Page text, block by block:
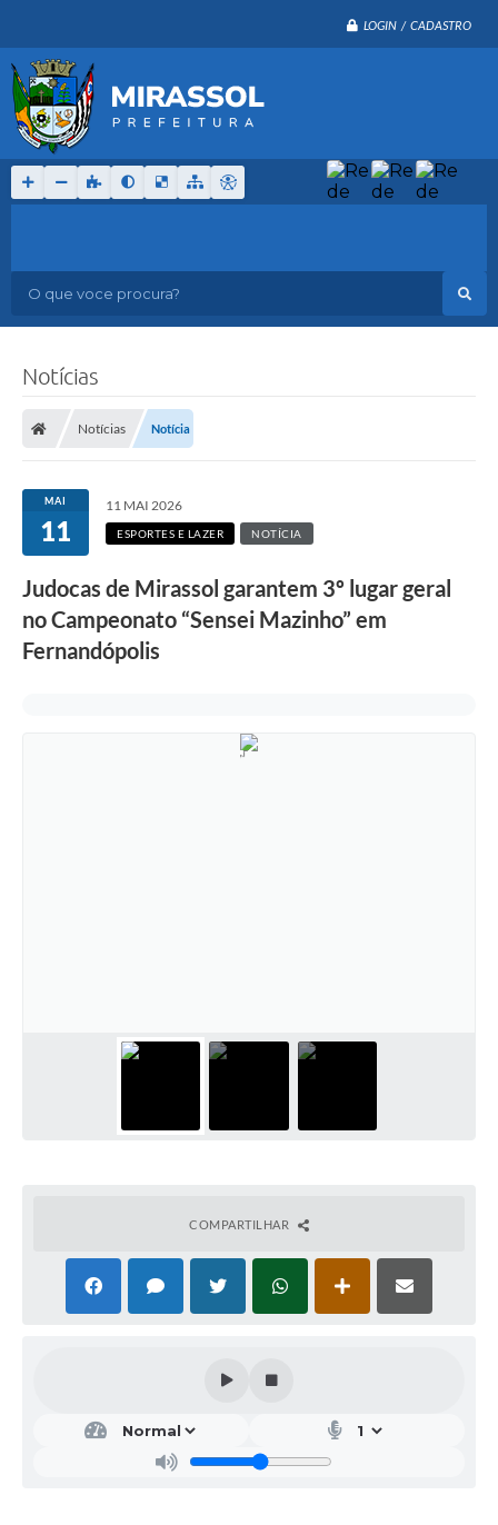
LOGIN / CADASTRO
O que voce procura?
Notícias
Notícias Notícia
MAI
11
11 MAI 2026
ESPORTES E LAZER NOTÍCIA
Judocas de Mirassol garantem 3º lugar geral
no Campeonato “Sensei Mazinho” em
Fernandópolis
COMPARTILHAR